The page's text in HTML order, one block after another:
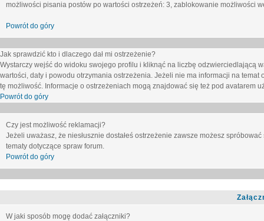
możliwości pisania postów po wartości ostrzeżeń: 3, zablokowanie możliwości
Powrót do góry
Jak sprawdzić kto i dlaczego dał mi ostrzeżenie?
Wystarczy wejść do widoku swojego profilu i kliknąć na liczbę odzwierciedlającą
wartości, daty i powodu otrzymania ostrzeżenia. Jeżeli nie ma informacji na temat
tę możliwość. Informacje o ostrzeżeniach mogą znajdować się też pod avatarem
Powrót do góry
Czy jest możliwość reklamacji?
Jeżeli uważasz, że niesłusznie dostałeś ostrzeżenie zawsze możesz
tematy dotyczące spraw forum.
Powrót do góry
W jaki sposób mogę dodać załączniki?